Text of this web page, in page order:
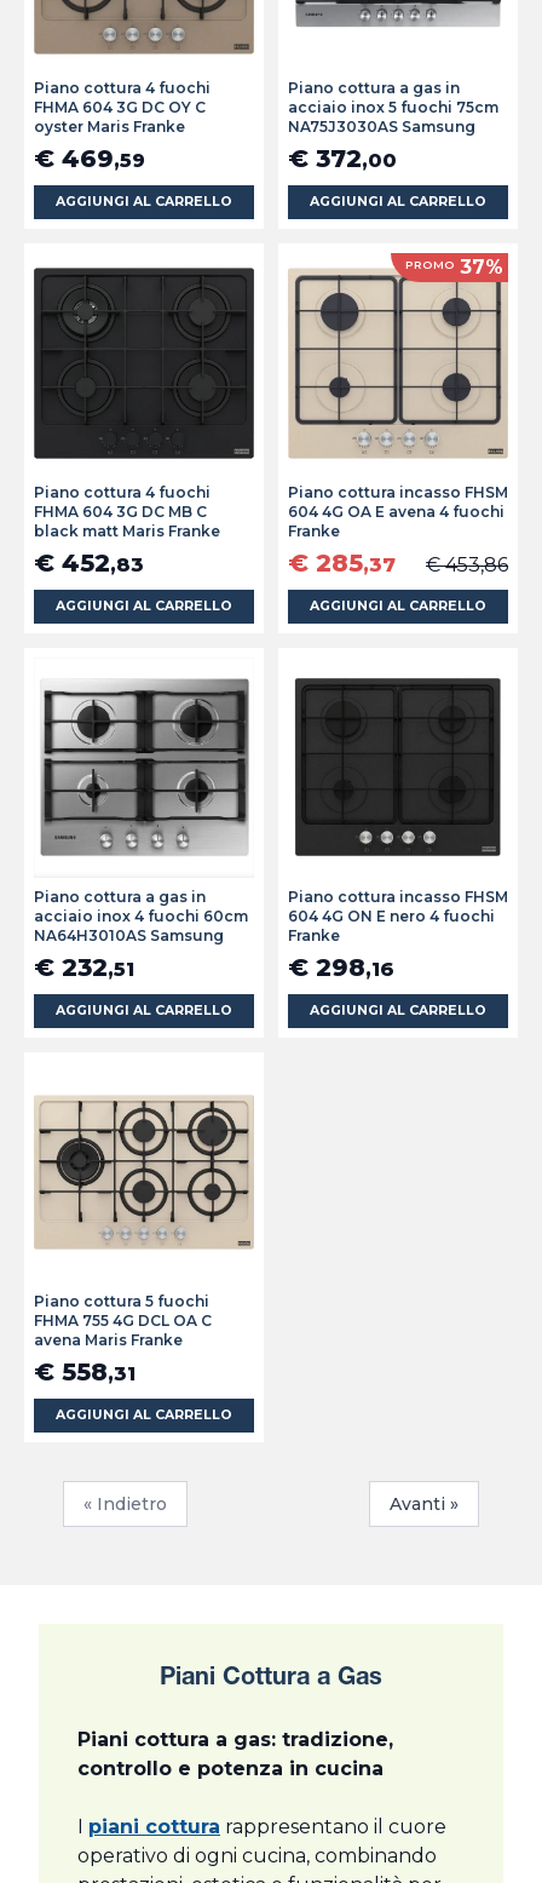
Piano cottura 4 fuochi
FHMA 604 3G DC OY C
oyster Maris Franke
€ 469,59
AGGIUNGI AL CARRELLO
Piano cottura a gas in
acciaio inox 5 fuochi 75cm
NA75J3030AS Samsung
€ 372,00
AGGIUNGI AL CARRELLO
Piano cottura 4 fuochi
FHMA 604 3G DC MB C
black matt Maris Franke
€ 452,83
AGGIUNGI AL CARRELLO
PROMO 37%
Piano cottura incasso FHSM
604 4G OA E avena 4 fuochi
Franke
€ 285,37 € 453,86
AGGIUNGI AL CARRELLO
Piano cottura a gas in
acciaio inox 4 fuochi 60cm
NA64H3010AS Samsung
€ 232,51
AGGIUNGI AL CARRELLO
Piano cottura incasso FHSM
604 4G ON E nero 4 fuochi
Franke
€ 298,16
AGGIUNGI AL CARRELLO
Piano cottura 5 fuochi
FHMA 755 4G DCL OA C
avena Maris Franke
€ 558,31
AGGIUNGI AL CARRELLO
« Indietro Avanti »
Piani Cottura a Gas
Piani cottura a gas: tradizione,
controllo e potenza in cucina
I piani cottura rappresentano il cuore
operativo di ogni cucina, combinando